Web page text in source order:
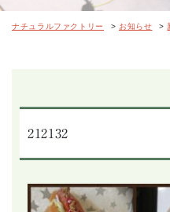
ナチュラルファクトリー > お知らせ >
212132